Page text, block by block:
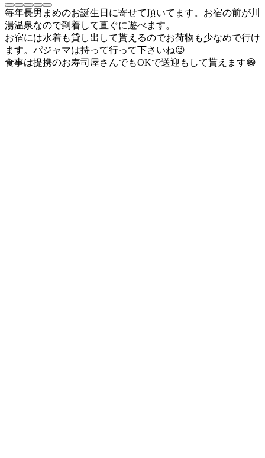
毎年長男まめのお誕生日に寄せて頂いてます。お宿の前が川
湯温泉なので到着して直ぐに遊べます。
お宿には水着も貸し出して貰えるのでお荷物も少なめで行け
ます。パジャマは持って行って下さいね😉
食事は提携のお寿司屋さんでもOKで送迎もして貰えます😁